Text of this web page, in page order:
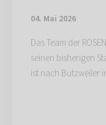
04. Mai 2026
Das Team der
seinen bisherigen
ist nach Butzweiler